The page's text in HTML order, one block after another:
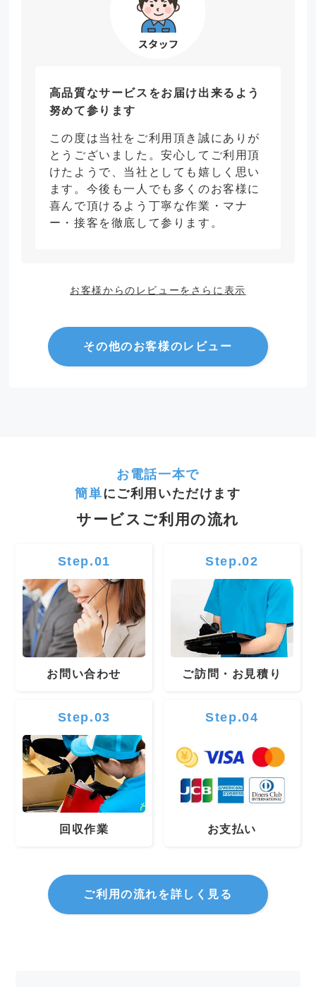
高品質なサービスをお届け出来るよう
努めて参ります
この度は当社をご利用頂き誠にありが
とうございました。安心してご利用頂
けたようで、当社としても嬉しく思い
ます。今後も一人でも多くのお客様に
喜んで頂けるよう丁寧な作業・マナ
ー・接客を徹底して参ります。
お客様からのレビューをさらに表示
その他のお客様のレビュー
お電話一本で
簡単にご利用いただけます
サービスご利用の流れ
Step.01
お問い合わせ
Step.02
ご訪問・お見積り
Step.03
回収作業
Step.04
お支払い
ご利用の流れを詳しく見る